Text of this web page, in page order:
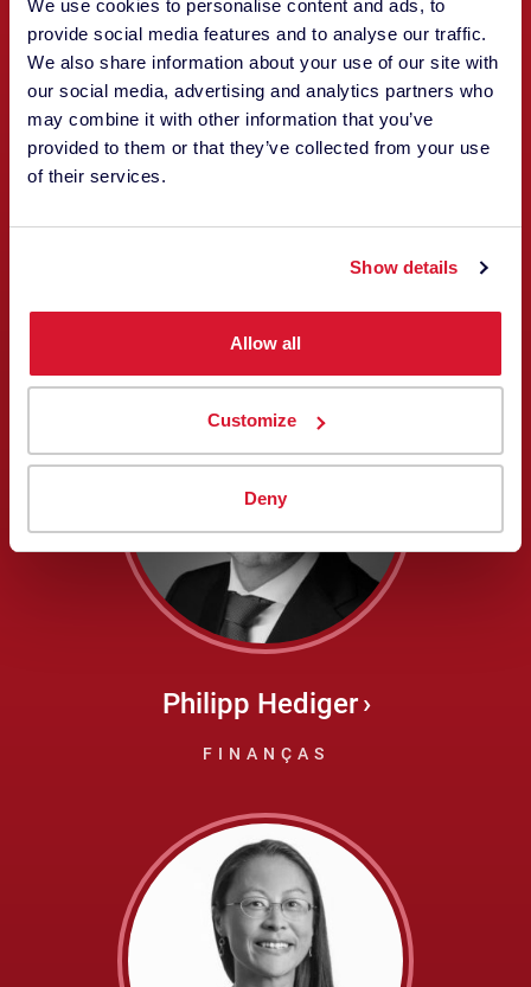
We use cookies to personalise content and ads, to
provide social media features and to analyse our traffic.
We also share information about your use of our site with
our social media, advertising and analytics partners who
may combine it with other information that you’ve
provided to them or that they’ve collected from your use
of their services.
Show details
Allow all
Customize
Deny
Philipp Hediger
FINANÇAS